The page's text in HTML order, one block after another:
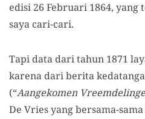
edisi 26 Februari 1864, yang
saya cari-cari.
Tapi data dari tahun 1871
karena dari berita
(“Aangekomen
De Vries yang bersama-